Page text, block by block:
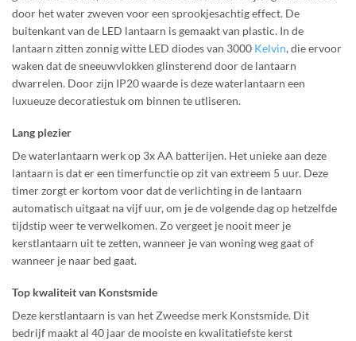
door het water zweven voor een sprookjesachtig effect. De
buitenkant van de LED lantaarn is gemaakt van plastic. In de
lantaarn zitten zonnig witte LED diodes van 3000 Kelvin, die ervoor
waken dat de sneeuwvlokken glinsterend door de lantaarn
dwarrelen. Door zijn IP20waarde is dezewaterlantaarn een
luxueuze decoratiestuk om binnen te utliseren.
Lang plezier
De waterlantaarn werk op 3x AA batterijen. Het unieke aan deze
lantaarn is dat er een timerfunctie op zit van extreem 5 uur. Deze
timer zorgt er kortom voor dat de verlichting in de lantaarn
automatisch uitgaat na vijf uur, om je de volgende dag op hetzelfde
tijdstip weer te verwelkomen. Zo vergeet je nooit meer je
kerstlantaarn uit te zetten, wanneer je van woning weg gaat of
wanneer je naar bed gaat.
Top kwaliteit van Konstsmide
Deze kerstlantaarn is van het Zweedse merk Konstsmide. Dit
bedrijf maakt al 40 jaar de mooiste en kwalitatiefste kerst